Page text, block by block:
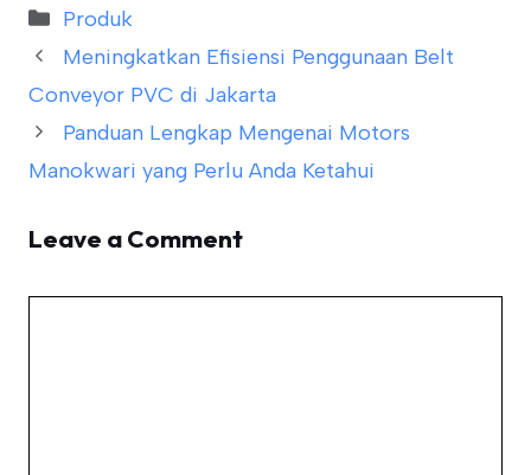
Categories
Produk
Meningkatkan Efisiensi Penggunaan Belt
Conveyor PVC di Jakarta
Panduan Lengkap Mengenai Motors
Manokwari yang Perlu Anda Ketahui
Leave a Comment